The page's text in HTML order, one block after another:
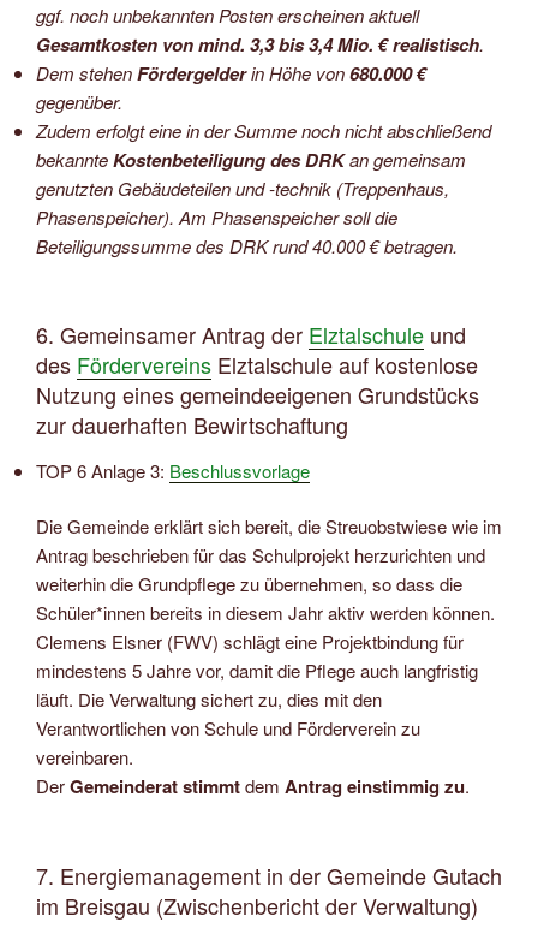
ggf. noch unbekannten Posten erscheinen aktuell
Gesamtkosten von mind. 3,3 bis 3,4 Mio. € realistisch.
Dem stehenFördergelderin Höhe von680.000 €
gegenüber.
Zudem erfolgt eine in der Summe noch nicht abschließend
bekannteKostenbeteiligung des DRKan gemeinsam
genutzten Gebäudeteilen und -technik (Treppenhaus,
Phasenspeicher). Am Phasenspeicher soll die
Beteiligungssumme des DRK rund 40.000 € betragen.
6. Gemeinsamer Antrag der Elztalschule und
des Fördervereins Elztalschule auf kostenlose
Nutzung eines gemeindeeigenen Grundstücks
zur dauerhaften Bewirtschaftung
TOP 6 Anlage 3: Beschlussvorlage
Die Gemeinde erklärt sich bereit, die Streuobstwiese wie im
Antrag beschrieben für das Schulprojekt herzurichten und
weiterhin die Grundpflege zu übernehmen, so dass die
Schüler*innen bereits in diesem Jahr aktiv werden können.
Clemens Elsner (FWV) schlägt eine Projektbindung für
mindestens 5 Jahre vor, damit die Pflege auch langfristig
läuft. Die Verwaltung sichert zu, dies mit den
Verantwortlichen von Schule und Förderverein zu
vereinbaren.
DerGemeinderat stimmtdem Antrag einstimmig zu.
7. Energiemanagement in der Gemeinde Gutach
im Breisgau (Zwischenbericht der Verwaltung)